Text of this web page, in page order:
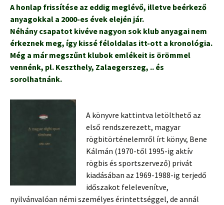
A honlap frissítése az eddig meglévő, illetve beérkező
anyagokkal a 2000-es évek elején jár.
Néhány csapatot kivéve nagyon sok klub anyagai nem
érkeznek meg, így kissé féloldalas itt-ott a kronológia.
Még a már megszűnt klubok emlékeit is örömmel
vennénk, pl. Keszthely, Zalaegerszeg, .. és
sorolhatnánk.
A könyvre kattintva letölthető az
első rendszerezett, magyar
rögbitörténelemről írt könyv, Bene
Kálmán (1970-től 1995-ig aktív
rögbis és sportszervező) privát
kiadásában az 1969-1988-ig terjedő
időszakot felelevenítve,
nyilvánvalóan némi személyes érintettséggel, de annál